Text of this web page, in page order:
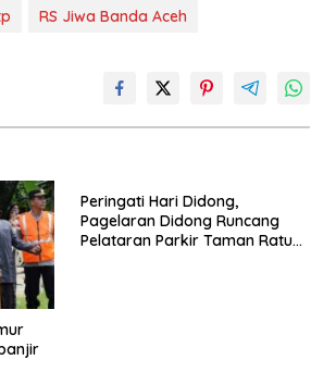
RS Jiwa Banda Aceh
Peringati Hari Didong,
Pagelaran Didong Runcang
Pelataran Parkir Taman Ratu